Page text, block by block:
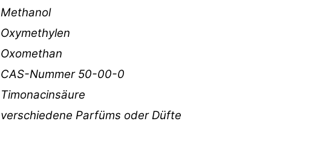
Methanol
Oxymethylen
Oxomethan
CAS-Nummer 50-00-0
Timonacinsäure
verschiedene Parfüms oder Düfte